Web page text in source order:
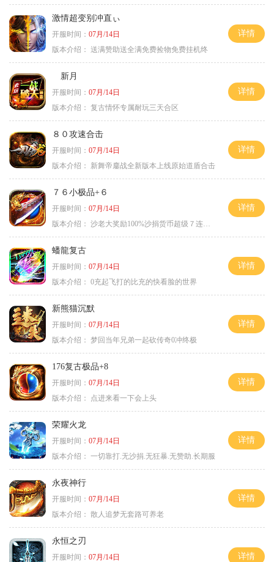
激情超变别冲直ぃ
开服时间： 07月/14日
版本介绍： 送满赞助送全满免费捡物免费挂机终
详情
新月
开服时间： 07月/14日
版本介绍： 复古情怀专属耐玩三天合区
详情
８０攻速合击
开服时间： 07月/14日
版本介绍：
新舞帝鏖战全新版本上线原始道盾合击
详情
７６小极品+６
开服时间： 07月/14日
版本介绍： 沙老大奖励100%沙捐货币超级７连鞭尸
详情
蟠龍复古
开服时间： 07月/14日
版本介绍： 0充起飞打的比充的快看脸的世界
详情
新熊猫沉默
开服时间： 07月/14日
版本介绍： 梦回当年兄弟一起砍传奇0冲终极
详情
176复古极品+8
开服时间： 07月/14日
版本介绍：
点进来看一下会上头
详情
荣耀火龙
开服时间： 07月/14日
版本介绍： 一切靠打.无沙捐.无狂暴.无赞助.长期服
详情
永夜神行
开服时间： 07月/14日
版本介绍： 散人追梦无套路可养老
详情
永恒之刃
开服时间： 07月/14日
详情